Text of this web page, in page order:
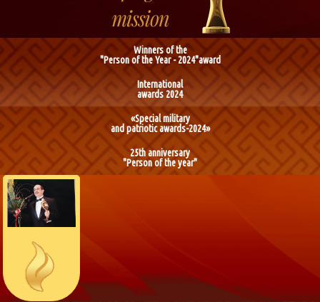
Winners of the
"Person of the Year - 2024"award
International
awards 2024
«Special military
and patriotic awards-2024»
25th anniversary
"Person of the year"